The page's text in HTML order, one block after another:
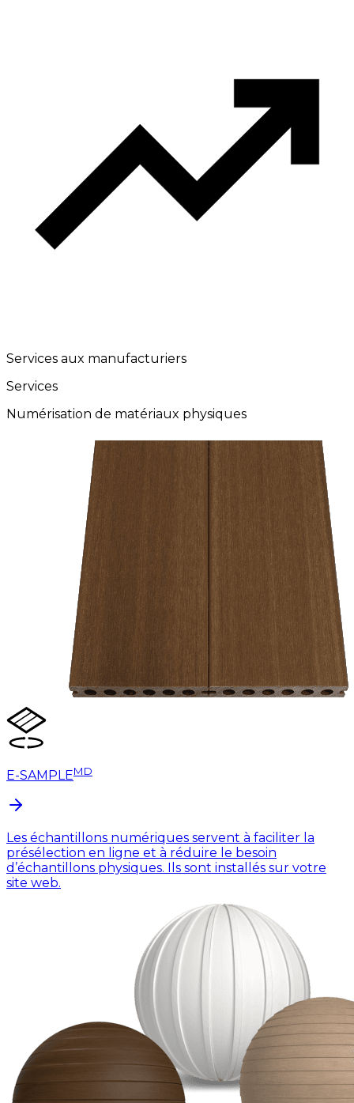
Services aux manufacturiers
Services
Numérisation de matériaux physiques
E-SAMPLEMD
Les échantillons numériques servent à faciliter la
présélection en ligne et à réduire le besoin
d’échantillons physiques. Ils sont installés sur votre
site web.